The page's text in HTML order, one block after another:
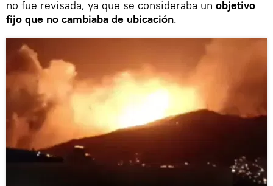
no fue revisada, ya que se consideraba un objetivo
fijo que no cambiaba de ubicación.